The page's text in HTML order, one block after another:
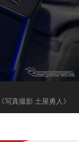
《写真撮影 土屋勇人》